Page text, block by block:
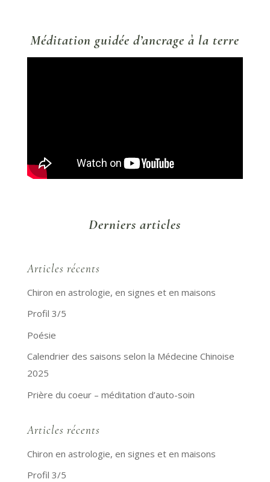
Méditation guidée d’ancrage à la terre
Derniers articles
Articles récents
Chiron en astrologie, en signes et en maisons
Profil 3/5
Poésie
Calendrier des saisons selon la Médecine Chinoise
2025
Prière du coeur – méditation d’auto-soin
Articles récents
Chiron en astrologie, en signes et en maisons
Profil 3/5